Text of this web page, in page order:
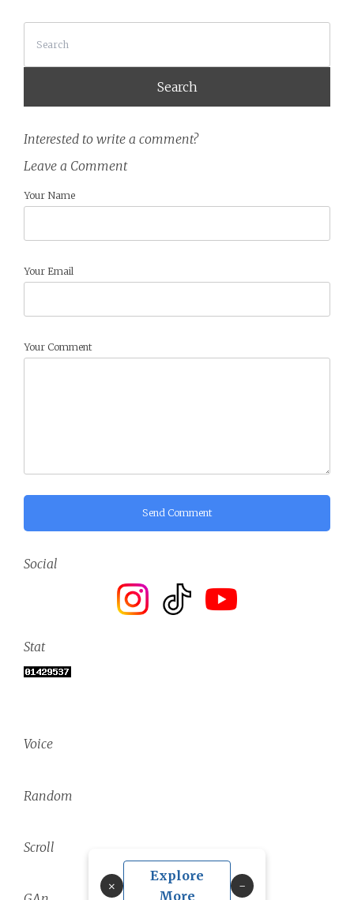
Interested to write a comment?
Leave a Comment
Your Name
Your Email
Your Comment
Send Comment
Social
Stat
Voice
Random
×
Explore
More
Scroll